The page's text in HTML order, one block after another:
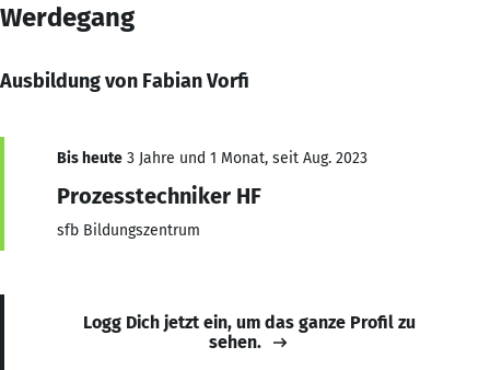
Werdegang
Ausbildung von Fabian Vorfi
Bis heute 3 Jahre und 1 Monat, seit Aug. 2023
Prozesstechniker HF
sfb Bildungszentrum
Logg Dich jetzt ein, um das ganze Profil zu
sehen.